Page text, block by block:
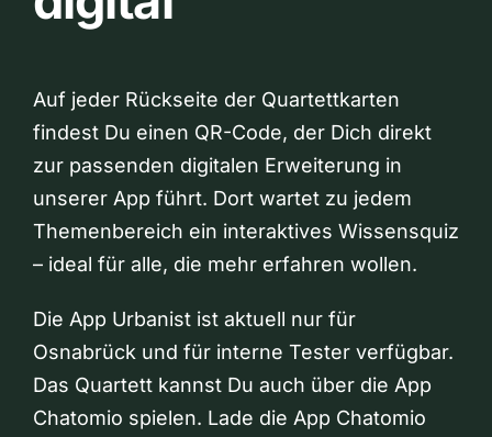
Auf jeder Rückseite der Quartettkarten
findest Du einen QR-Code, der Dich direkt
zur passenden digitalen Erweiterung in
unserer App führt. Dort wartet zu jedem
Themenbereich ein interaktives Wissensquiz
– ideal für alle, die mehr erfahren wollen.
Die App Urbanist ist aktuell nur für
Osnabrück und für interne Tester verfügbar.
Das Quartett kannst Du auch über die App
Chatomio spielen. Lade die App Chatomio